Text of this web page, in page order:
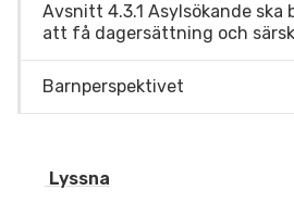
Lyssna
Avsnitt 4.3.1 Asylsökande ska
att få dagersättning och
Barnperspektivet